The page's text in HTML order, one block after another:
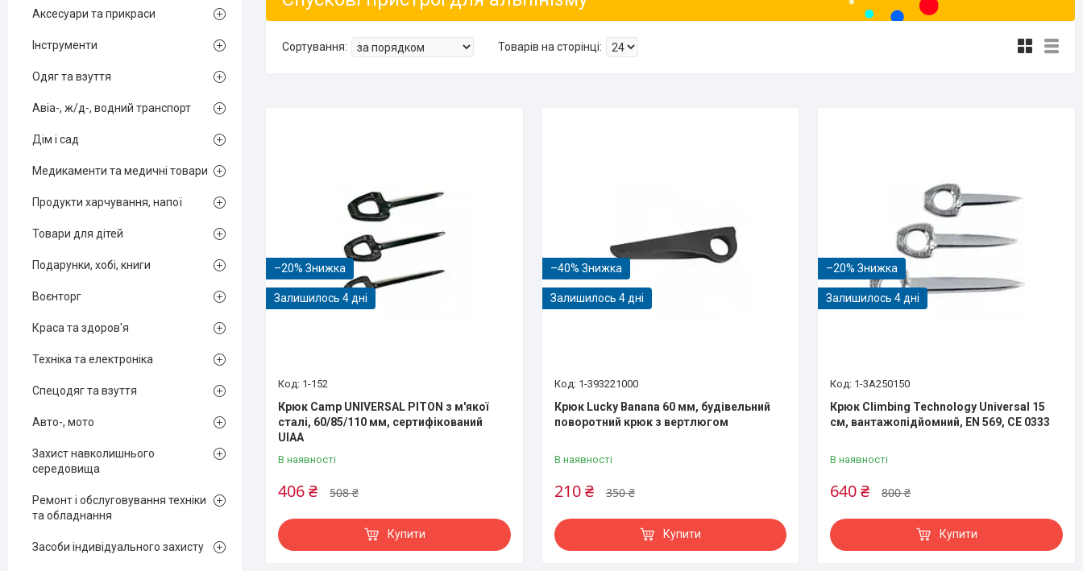
–20%
Залишилось 4 дні
1-152
Крюк Camp UNIVERSAL PITON з м'якої
сталі, 60/85/110 мм, сертифікований
UIAA
В наявності
508 ₴
406 ₴
Купити
–40%
Залишилось 4 дні
1-393221000
Крюк Lucky Banana 60 мм, будівельний
поворотний крюк з вертлюгом
В наявності
350 ₴
210 ₴
Купити
–20%
Залишилось 4 дні
1-3A250150
Крюк Climbing Technology Universal 15
см, вантажопідйомний, EN 569, CE 0333
В наявності
800 ₴
640 ₴
Купити
Аксесуари та прикраси
Інструменти
Одяг та взуття
Авіа-, ж/д-, водний транспорт
Дім і сад
Медикаменти та медичні товари
Продукти харчування, напої
Товари для дітей
Подарунки, хобі, книги
Воєнторг
Краса та здоров'я
Техніка та електроніка
Спецодяг та взуття
Авто-, мото
Захист навколишнього
середовища
Ремонт і обслуговування техніки
та обладнання
Засоби індивідуального захисту